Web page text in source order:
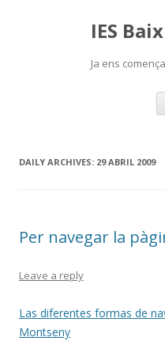
IES
Ja ens
DAILY ARCHIVES: 29 ABRIL 2009
Per navegar la
Leave a reply
Las diferentes formas de
Montseny